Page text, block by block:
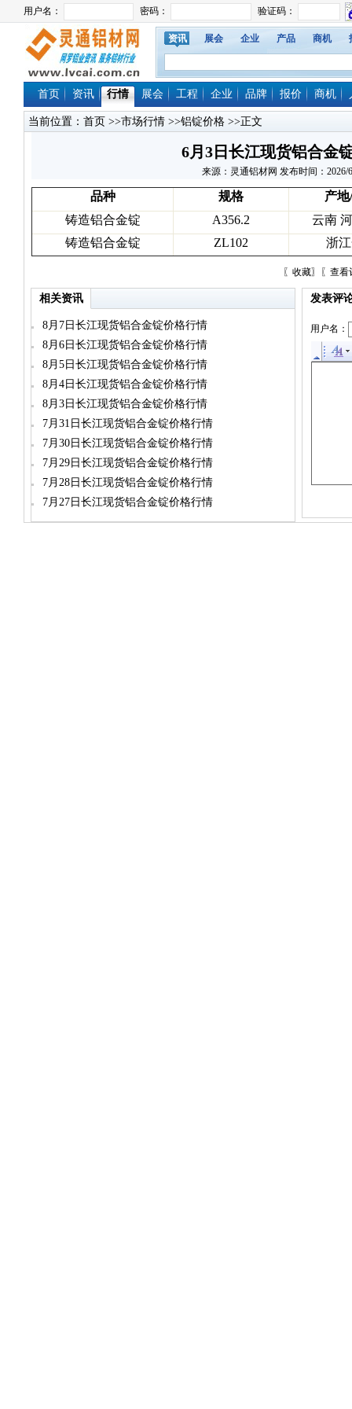
资讯 展会 企业 产品 商机
首页 资讯 行情 展会 工程 企业 品牌 报价 商机
当前位置： 首页 >>市场行情 >>铝锭价格 >>正文
6月3日长江现货铝合金
来源：灵通铝材网 发布时间：2026/
品种 规格
产
铸造铝合金锭
A356.2
云南
铸造铝合金锭
ZL102 浙
〖 收藏〗〖 查看
相关资讯
8月7日长江现货铝合金锭价格行情
8月6日长江现货铝合金锭价格行情
8月5日长江现货铝合金锭价格行情
8月4日长江现货铝合金锭价格行情
8月3日长江现货铝合金锭价格行情
7月31日长江现货铝合金锭价格行情
7月30日长江现货铝合金锭价格行情
7月29日长江现货铝合金锭价格行情
7月28日长江现货铝合金锭价格行情
7月27日长江现货铝合金锭价格行情
发表评
用户名：